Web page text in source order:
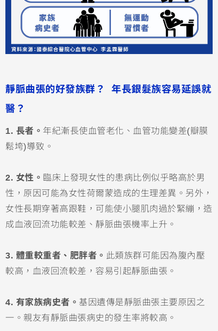
靜脈曲張的好發族群？ 年長銀髮族容易延誤就
醫？
1. 長者。 年紀漸長使血管老化、血管功能變差(瓣膜
鬆垮)導致。
2. 女性。 臨床上發現女性的患病比例似乎略高於男
性，原因可能為女性荷爾蒙造成的生理差異。另外，
女性長期穿著高跟鞋，可能使小腿肌肉過於緊繃，造
成血液回流功能較差、靜脈曲張機率上升。
3. 體重較重者、肥胖者。 此類族群可能因為腹內壓
較高，血液回流較差，容易引起靜脈曲張。
4. 有家族病史者。 基因遺傳是靜脈曲張主要原因之
一。親友有靜脈曲張病史的發生率將較高。